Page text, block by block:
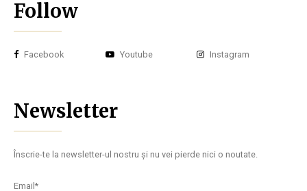
Follow
Facebook Youtube Instagram
Newsletter
Înscrie-te la newsletter-ul nostru și nu vei pierde nici o noutate.
Email*